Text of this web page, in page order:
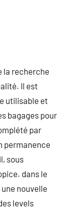
la recherche
Il est
utilisable et
bagages pour
par
permanence
sous
dans le
nouvelle
levels